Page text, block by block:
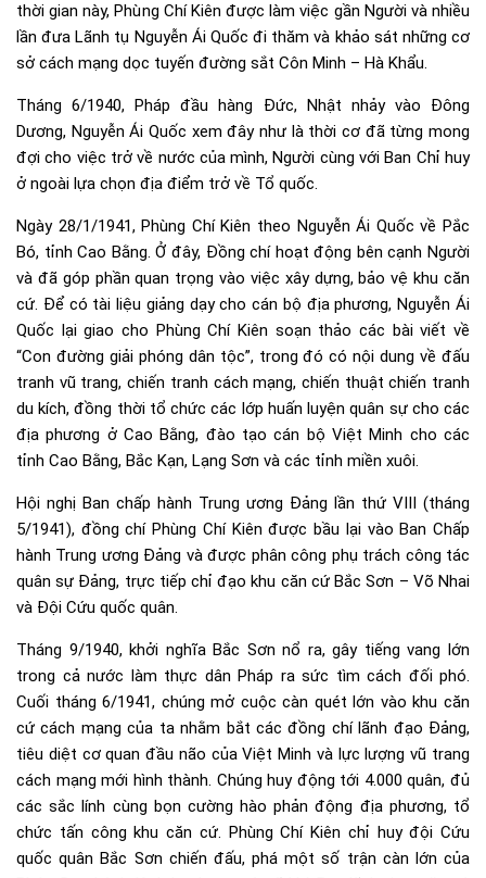
thời gian này, Phùng Chí Kiên được làm việc gần Người và nhiều
lần đưa Lãnh tụ Nguyễn Ái Quốc đi thăm và khảo sát những cơ
sở cách mạng dọc tuyến đường sắt Côn Minh – Hà Khẩu.
Tháng 6/1940, Pháp đầu hàng Đức, Nhật nhảy vào Đông
Dương, Nguyễn Ái Quốc xem đây như là thời cơ đã từng mong
đợi cho việc trở về nước của mình, Người cùng với Ban Chỉ huy
ở ngoài lựa chọn địa điểm trở về Tổ quốc.
Ngày 28/1/1941, Phùng Chí Kiên theo Nguyễn Ái Quốc về Pắc
Bó, tỉnh Cao Bằng. Ở đây, Đồng chí hoạt động bên cạnh Người
và đã góp phần quan trọng vào việc xây dựng, bảo vệ khu căn
cứ. Để có tài liệu giảng dạy cho cán bộ địa phương, Nguyễn Ái
Quốc lại giao cho Phùng Chí Kiên soạn thảo các bài viết về
“Con đường giải phóng dân tộc”, trong đó có nội dung về đấu
tranh vũ trang, chiến tranh cách mạng, chiến thuật chiến tranh
du kích, đồng thời tổ chức các lớp huấn luyện quân sự cho các
địa phương ở Cao Bằng, đào tạo cán bộ Việt Minh cho các
tỉnh Cao Bằng, Bắc Kạn, Lạng Sơn và các tỉnh miền xuôi.
Hội nghị Ban chấp hành Trung ương Đảng lần thứ VIII (tháng
5/1941), đồng chí Phùng Chí Kiên được bầu lại vào Ban Chấp
hành Trung ương Đảng và được phân công phụ trách công tác
quân sự Đảng, trực tiếp chỉ đạo khu căn cứ Bắc Sơn – Võ Nhai
và Đội Cứu quốc quân.
Tháng 9/1940, khởi nghĩa Bắc Sơn nổ ra, gây tiếng vang lớn
trong cả nước làm thực dân Pháp ra sức tìm cách đối phó.
Cuối tháng 6/1941, chúng mở cuộc càn quét lớn vào khu căn
cứ cách mạng của ta nhằm bắt các đồng chí lãnh đạo Đảng,
tiêu diệt cơ quan đầu não của Việt Minh và lực lượng vũ trang
cách mạng mới hình thành. Chúng huy động tới 4.000 quân, đủ
các sắc lính cùng bọn cường hào phản động địa phương, tổ
chức tấn công khu căn cứ. Phùng Chí Kiên chỉ huy đội Cứu
quốc quân Bắc Sơn chiến đấu, phá một số trận càn lớn của